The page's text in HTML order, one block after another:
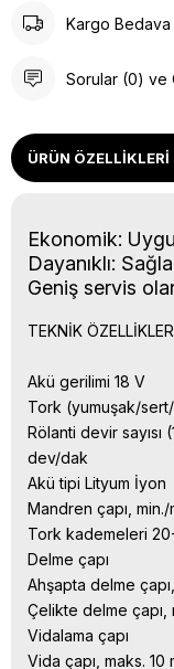
Kargo Bedava
Sorular (0) ve
ÜRÜN ÖZELLIKLERI
Ekonomik:
Dayanıklı:
Geniş servis
TEKNİK ÖZELLİKLER
Akü gerilimi 18 V
Tork (yumuşak/
Rölanti devir sayısı
dev/dak
Akü tipi Lityum İyon
Mandren çapı, min./
Tork kademeleri
Delme çapı
Ahşapta delme
Çelikte delme çapı,
Vidalama çapı
Vida çapı, maks. 10